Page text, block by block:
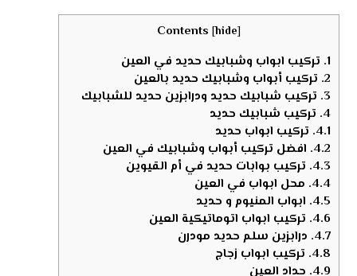
Contents [hide]
1. تركيب ابواب وشبابيك حديد في العين
2. تركيب أبواب وشبابيك حديد بالعين
3. تركيب شبابيك حديد ودرابزين حديد للشبابيك
4. تركيب شبابيك حديد
4.1. تركيب ابواب حديد
4.2. افضل تركيب أبواب وشبابيك في العين
4.3. تركيب بوابات حديد في أم القيوين
4.4. محل ابواب في العين
4.5. ابواب المنيوم و حديد
4.6. تركيب ابواب اتوماتيكية العين
4.7. درابزين سلم حديد مودرن
4.8. تركيب ابواب زجاج
4.9. حداد العين